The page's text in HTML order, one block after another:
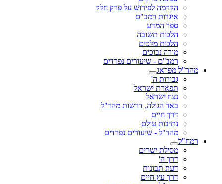
הקדמה לפירוש על פרק חלק
איגרות רמב"ם
ספר המדע
הלכות תשובה
הלכות מלכים
מורה נבוכים
רמב"ם - שיעורים נפרדים
מהר"ל מפראג
גבורות ה'
תפארת ישראל
נצח ישראל
באר הגולה, דרשות מהר"ל
דרך חיים
נתיבות עולם
מהר"ל - שיעורים נפרדים
רמח"ל
מסילת ישרים
דרך ה'
דעת תבונות
דרך עץ חיים